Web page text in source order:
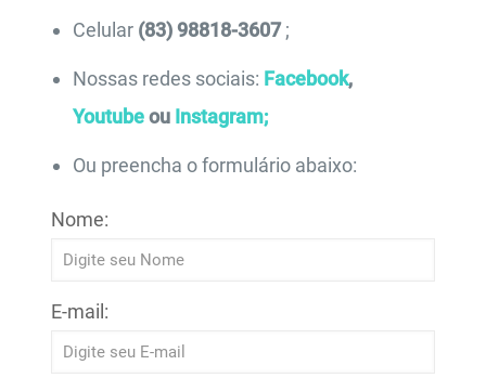
Celular (83) 98818-3607 ;
Nossas redes sociais: Facebook,
Youtubeou Instagram;
Ou preencha o formulário abaixo:
Nome:
E-mail: